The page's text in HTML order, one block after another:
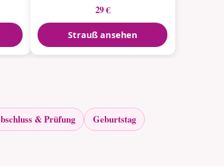
29 €
Strauß ansehen
& Prüfung Geburtstag